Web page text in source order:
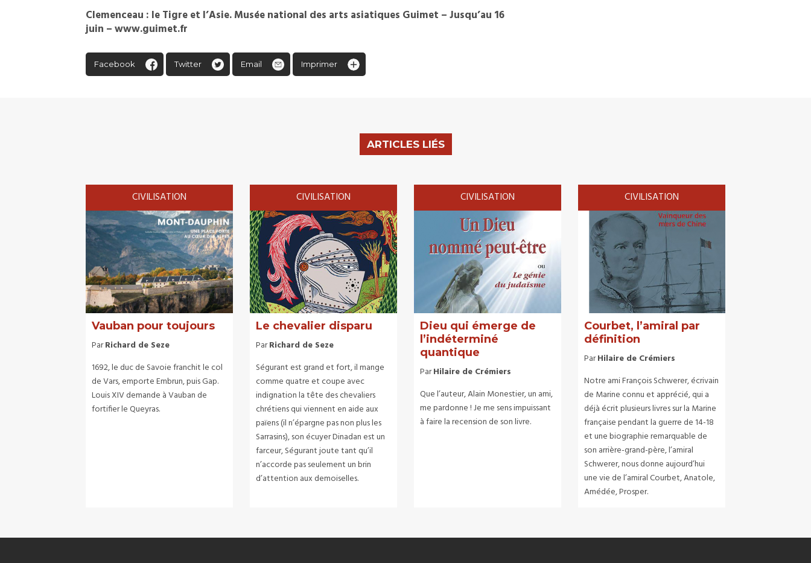
Clemenceau : le Tigre et l’Asie. Musée national des arts asiatiques Guimet – Jusqu’au 16
juin – www.guimet.fr
Facebook Twitter Email Imprimer
ARTICLES LIÉS
CIVILISATION
Vauban pour toujours
ParRichard de Seze
1692, le duc de Savoie franchit le col
de Vars, emporte Embrun, puis Gap.
Louis XIV demande à Vauban de
fortifier le Queyras.
CIVILISATION
Le chevalier disparu
ParRichard de Seze
Ségurant est grand et fort, il mange
comme quatre et coupe avec
indignation la tête des chevaliers
chrétiens qui viennent en aide aux
païens (il n’épargne pas non plus les
Sarrasins), son écuyer Dinadan est un
farceur, Ségurant joute tant qu’il
n’accorde pas seulement un brin
d’attention aux demoiselles.
CIVILISATION
Dieu qui émerge de
l’indéterminé
quantique
ParHilaire de Crémiers
Que l’auteur, Alain Monestier, un ami,
me pardonne ! Je me sens impuissant
à faire la recension de son livre.
CIVILISATION
Courbet, l’amiral par
définition
ParHilaire de Crémiers
Notre ami François Schwerer, écrivain
de Marine connu et apprécié, qui a
déjà écrit plusieurs livres sur la Marine
française pendant la guerre de 14-18
et une biographie remarquable de
son arrière-grand-père, l’amiral
Schwerer, nous donne aujourd’hui
une vie de l’amiral Courbet, Anatole,
Amédée, Prosper.